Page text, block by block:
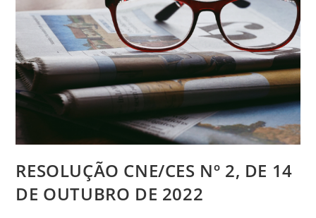
RESOLUÇÃO CNE/CES Nº 2, DE 14
DE OUTUBRO DE 2022